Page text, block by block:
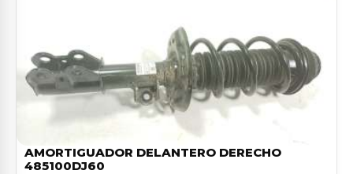
AMORTIGUADOR DELANTERO DERECHO
485100DJ60